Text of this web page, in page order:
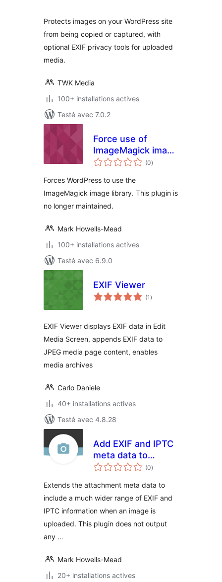
Protects images on your WordPress site
from being copied or captured, with
optional EXIF privacy tools for uploaded
media.
TWK Media
100+ installations actives
Testé avec 7.0.2
Force use of
ImageMagick image
library
(0notes
en
)
Forces WordPress to use the
ImageMagick image library. This plugin is
no longer maintained.
Mark Howells-Mead
100+ installations actives
Testé avec 6.9.0
EXIF Viewer
(1 notes
en
)
EXIF Viewer displays EXIF data in Edit
Media Screen, appends EXIF data to
JPEG media page content, enables
media archives
Carlo Daniele
40+ installations actives
Testé avec 4.8.28
Add EXIF and IPTC
meta data to
Attachment Post
(0notes
en
)
Extends the attachment meta data to
include a much wider range of EXIF and
IPTC information when an image is
uploaded. This plugin does not output
any …
Mark Howells-Mead
20+ installations actives